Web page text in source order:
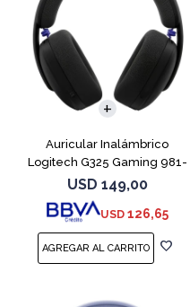
Auricular Inalámbrico
Logitech G325 Gaming 981-
001523 Black
USD 149,00
USD 126,65